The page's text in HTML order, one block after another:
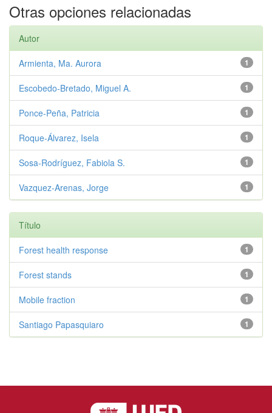
Otras opciones relacionadas
Autor
1
Armienta, Ma. Aurora
1
Escobedo-Bretado, Miguel A.
1
Ponce-Peña, Patricia
1
Roque-Álvarez, Isela
1
Sosa-Rodríguez, Fabiola S.
1
Vazquez-Arenas, Jorge
Título
1
Forest health response
1
Forest stands
1
Mobile fraction
1
Santiago Papasquiaro